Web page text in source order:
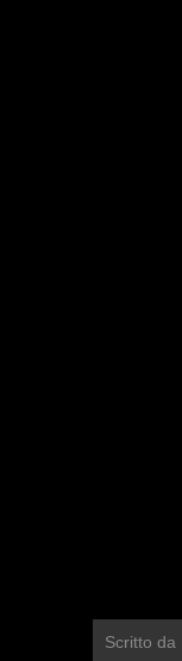
Scritto da